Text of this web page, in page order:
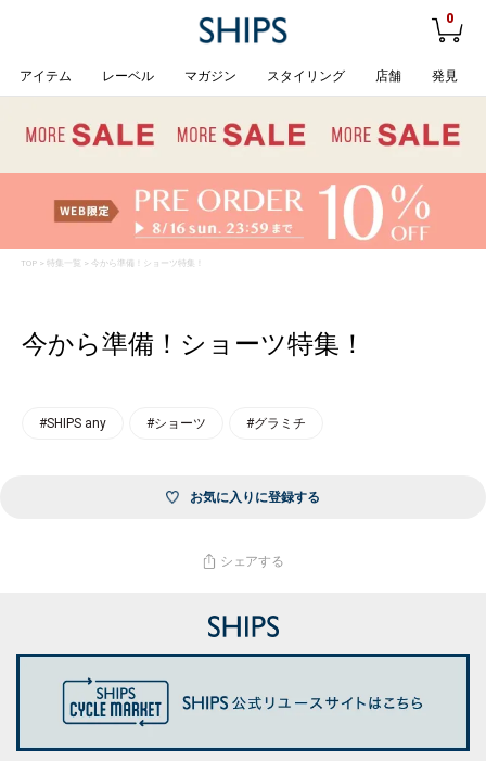
0
アイテム レーベル マガジン スタイリング 店舗 発見
TOP> 特集一覧 > 今から準備！ショーツ特集！
今から準備！ショーツ特集！
#SHIPS any #ショーツ #グラミチ
お気に入りに登録する
シェアする